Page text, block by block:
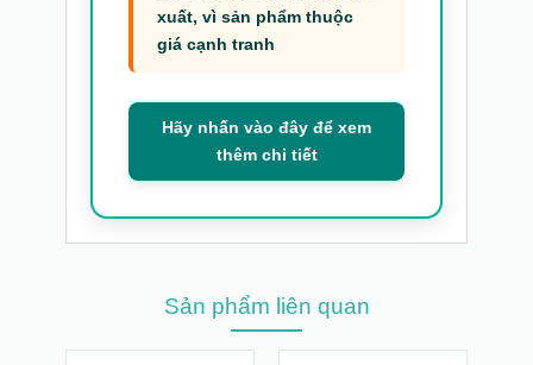
xuất, vì sản phẩm thuộc
giá cạnh tranh
Hãy nhấn vào đây để xem
thêm chi tiết
Sản phẩm liên quan